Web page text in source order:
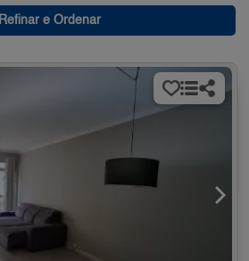
Refinar e Ordenar